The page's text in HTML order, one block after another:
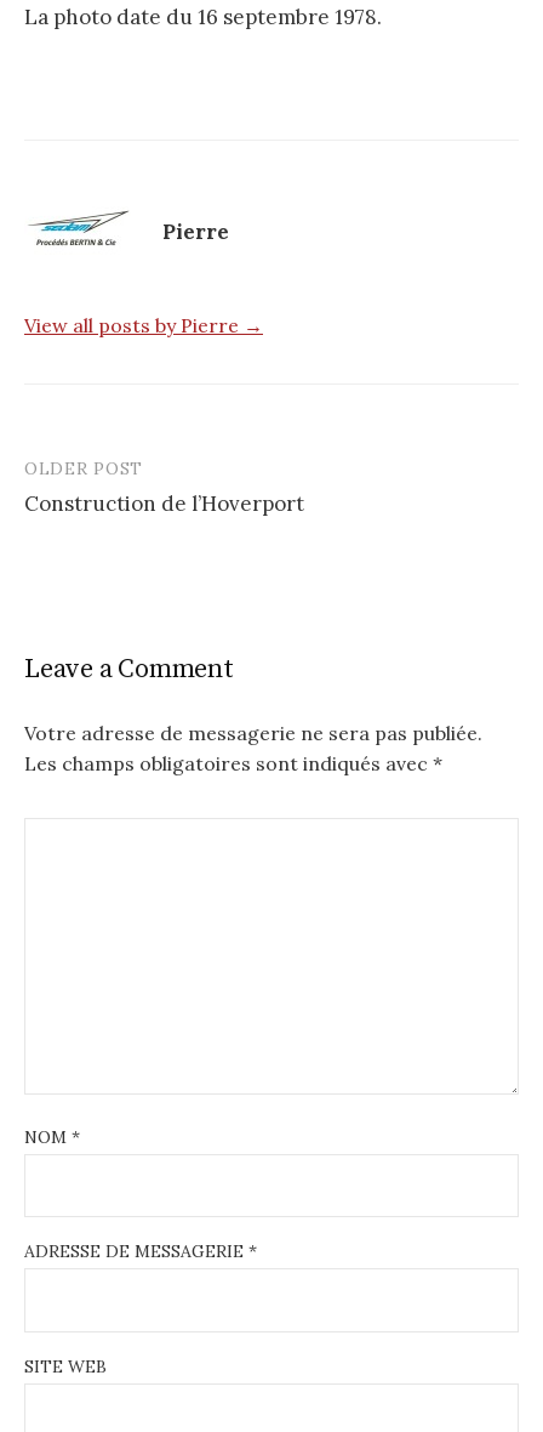
La photo date du 16 septembre 1978.
Pierre
View all posts by Pierre →
t
a
n
OLDER POST
Construction de l’Hoverport
Leave a Comment
Votre adresse de messagerie ne sera pas publiée.
Les champs obligatoires sont indiqués avec *
NOM *
ADRESSE DE MESSAGERIE *
SITE WEB